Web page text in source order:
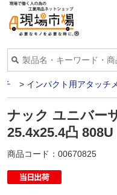
チ > インパクト用アタッチ
ナック ユニバー
25.4x25.4凸 808U
商品コード： 00670825